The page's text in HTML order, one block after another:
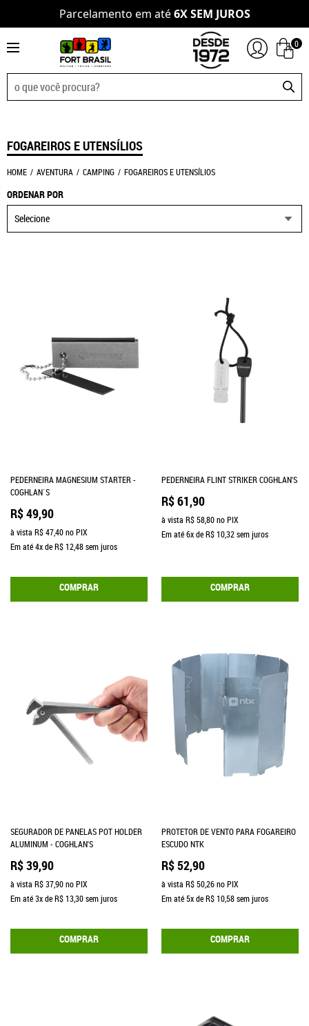
Parcelamento em até6X SEM JUROS
0
FOGAREIROS E UTENSÍLIOS
HOME AVENTURA CAMPING FOGAREIROS E UTENSÍLIOS
ORDENAR POR
Selecione
PEDERNEIRA MAGNESIUM STARTER -
COGHLAN´S
R$ 49,90
à vista R$ 47,40no PIX
Em até4xdeR$ 12,48sem juros
COMPRAR
PEDERNEIRA FLINT STRIKER COGHLAN'S
R$ 61,90
à vista R$ 58,80no PIX
Em até6xdeR$ 10,32sem juros
COMPRAR
SEGURADOR DE PANELAS POT HOLDER
ALUMINUM - COGHLAN'S
R$ 39,90
à vista R$ 37,90no PIX
Em até3xdeR$ 13,30sem juros
COMPRAR
PROTETOR DE VENTO PARA FOGAREIRO
ESCUDO NTK
R$ 52,90
à vista R$ 50,26no PIX
Em até5xdeR$ 10,58sem juros
COMPRAR